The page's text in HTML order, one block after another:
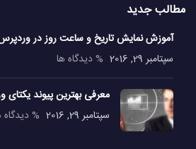
مطالب جدید
آموزش نمایش تاریخ و ساعت روز در
سپتامبر 29, 2016
% دیدگاه ها
معرفی بهترین پیوند یکتای
سپتامبر 29, 2016
% دیدگاه